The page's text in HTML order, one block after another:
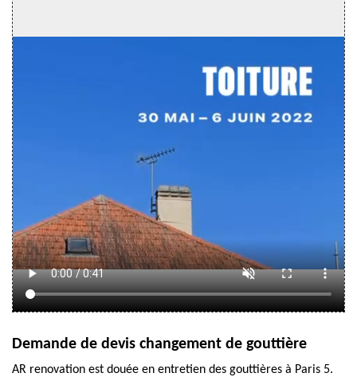
Demande de devis changement de gouttière
AR renovation est douée en entretien des gouttières à Paris 5.